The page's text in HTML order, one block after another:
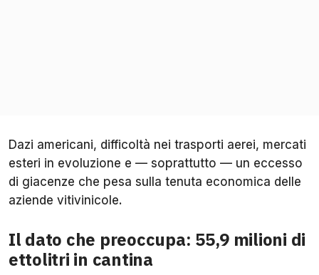
Dazi americani, difficoltà nei trasporti aerei, mercati
esteri in evoluzione e — soprattutto — un eccesso
di giacenze che pesa sulla tenuta economica delle
aziende vitivinicole.
Il dato che preoccupa: 55,9 milioni di
ettolitri in cantina